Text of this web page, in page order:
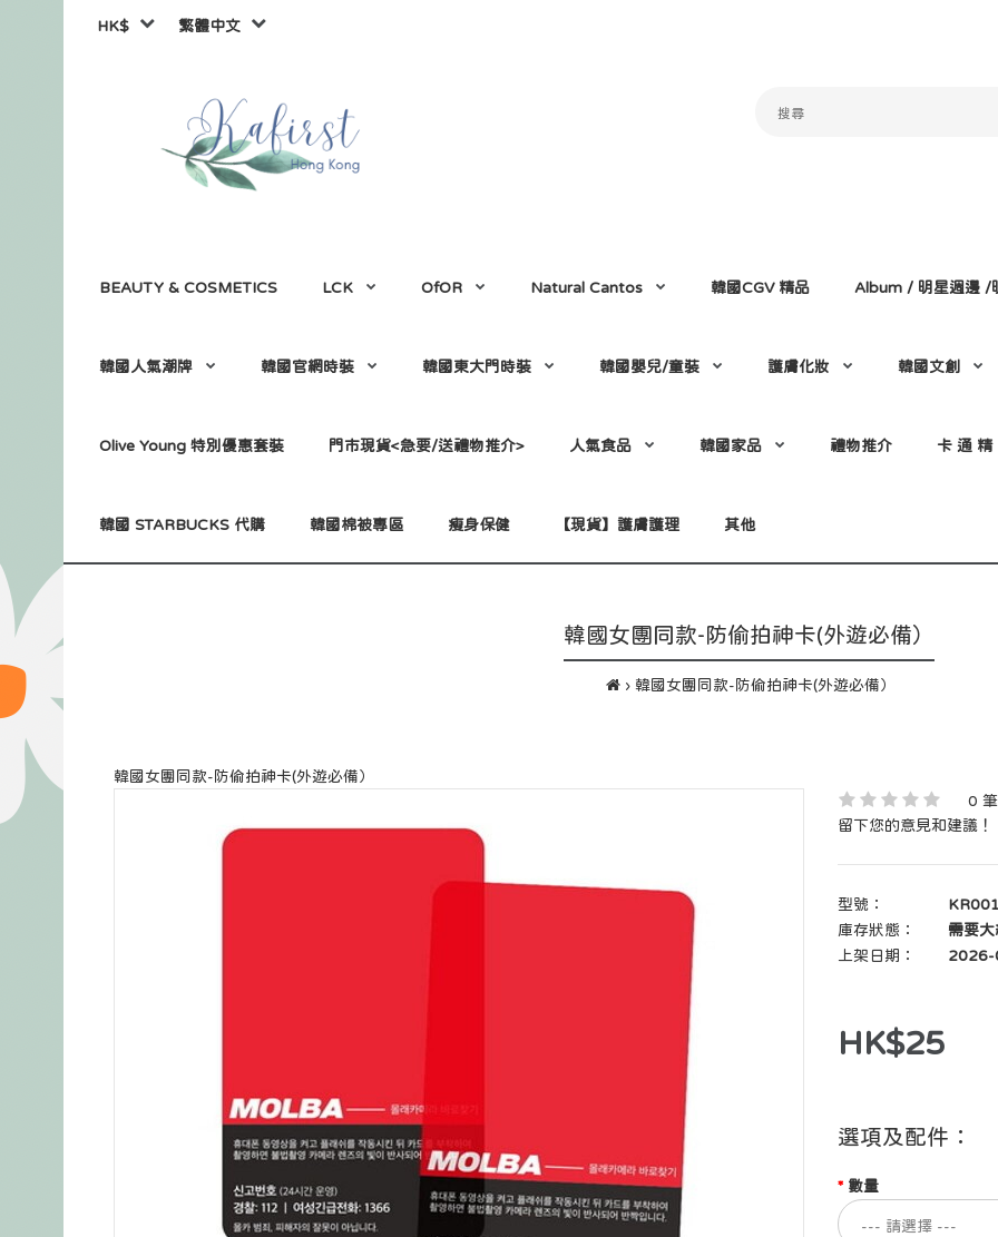
HK$ 繁體中文
BEAUTY & COSMETICS LCK OfOR Natural Cantos 韓國CGV 精品 Album / 明星週邊 /
韓國人氣潮牌 韓國官網時裝 韓國東大門時裝 韓國嬰兒/童裝 護膚化妝 韓國文創
Olive Young 特別優惠套裝 門市現貨<急要/送禮物推介> 人氣食品 韓國家品 禮物推介 卡 通 精
韓國 STARBUCKS 代購 韓國棉被專區 瘦身保健 【現貨】護膚護理 其他
韓國女團同款-防偷拍神卡(外遊必備）
韓國女團同款-防偷拍神卡(外遊必備）
韓國女團同款-防偷拍神卡(外遊必備）
0
留下您的意見和建議！
型號：
庫存狀態：
需要
上架日期：
HK$25
選項及配件：
數量